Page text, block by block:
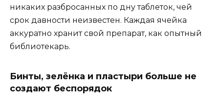
никаких разбросанных по дну таблеток, чей
срок давности неизвестен. Каждая ячейка
аккуратно хранит свой препарат, как опытный
библиотекарь.
Бинты, зелёнка и пластыри больше не
создают беспорядок